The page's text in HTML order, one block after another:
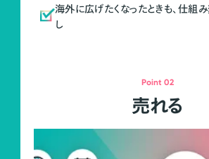
海外に広げたくなったときも、仕組
し
Point 02
売れる